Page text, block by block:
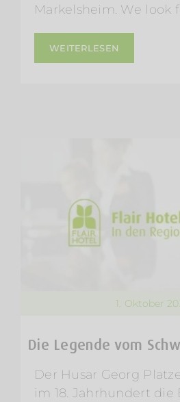
Markelsheim. We look
WEITERLESEN
1. Oktober
Die Legende vom
Der Husar Georg
im 18. Jahrhundert die